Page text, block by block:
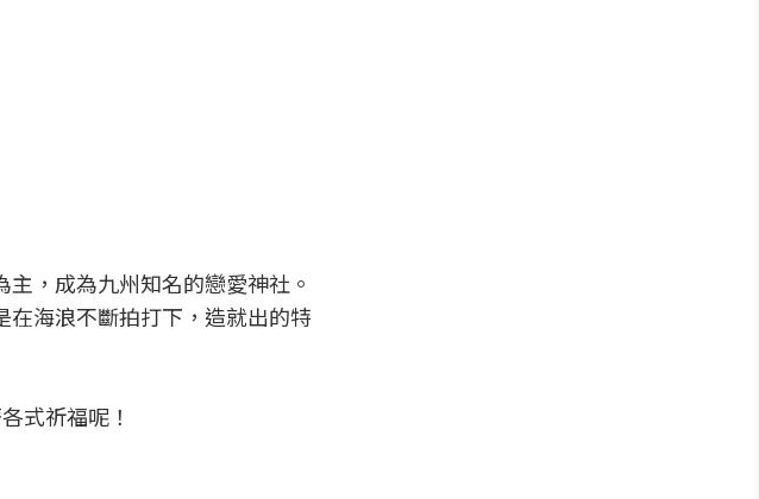
，成為九州知名的戀愛神社。
海浪不斷拍打下，造就出的特
式祈福呢！